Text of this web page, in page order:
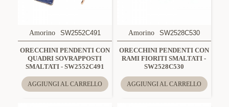
Amorino SW2552C491
ORECCHINI PENDENTI CON
QUADRI SOVRAPPOSTI
SMALTATI - SW2552C491
AGGIUNGI AL CARRELLO
Amorino SW2528C530
ORECCHINI PENDENTI CON
RAMI FIORITI SMALTATI -
SW2528C530
AGGIUNGI AL CARRELLO